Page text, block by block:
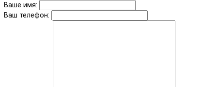
Ваше имя:
Ваш телефон: